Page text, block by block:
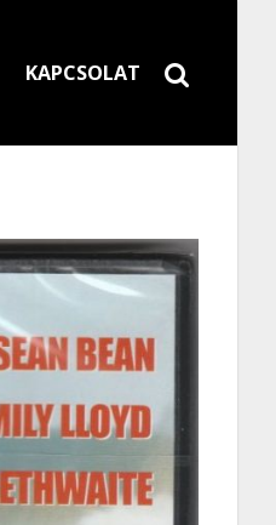
KAPCSOLAT